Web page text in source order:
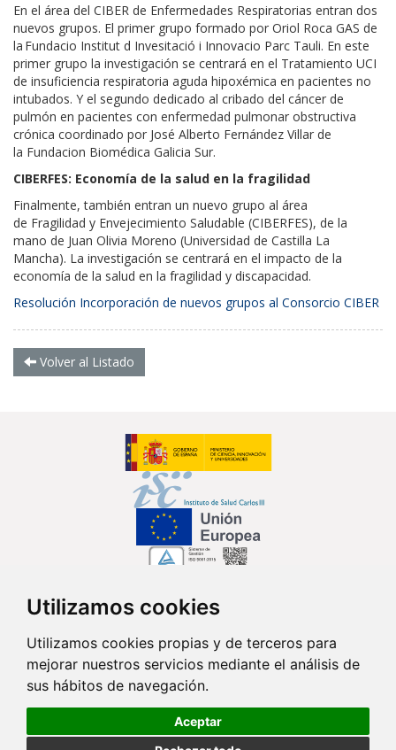
Utilizamos cookies
Utilizamos cookies propias y de terceros para
mejorar nuestros servicios mediante el análisis de
sus hábitos de navegación.
Aceptar
En el área del CIBER de Enfermedades Respiratorias entran dos
nuevos grupos. El primer grupo formado por Oriol Roca GAS de
la Fundacio Institut d Invesitació i Innovacio Parc Tauli. En este
primer grupo la investigación se centrará en el Tratamiento UCI
de insuficiencia respiratoria aguda hipoxémica en pacientes no
intubados. Y el segundo dedicado al cribado del cáncer de
pulmón en pacientes con enfermedad pulmonar obstructiva
crónica coordinado por José Alberto Fernández Villar de
la Fundacion Biomédica Galicia Sur.
CIBERFES: Economía de la salud en la fragilidad
Finalmente, también entran un nuevo grupo al área
de Fragilidad y Envejecimiento Saludable (CIBERFES), de la
mano de Juan Olivia Moreno (Universidad de Castilla La
Mancha). La investigación se centrará en el impacto de la
economía de la salud en la fragilidad y discapacidad.
Resolución Incorporación de nuevos grupos al Consorcio CIBER
Volver al Listado
Síguenos en...
Contacto
Av. Monforte de Lemos, 3-5. Pabellón 11. Planta 0 28029 Madrid
info@ciberisciii.es